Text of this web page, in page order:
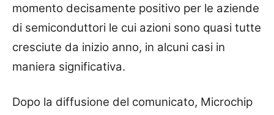
momento decisamente positivo per le aziende
di semiconduttori le cui azioni sono quasi tutte
cresciute da inizio anno, in alcuni casi in
maniera significativa.
Dopo la diffusione del comunicato, Microchip